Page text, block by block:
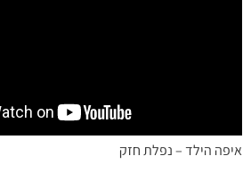
איפה הילד – נפלת חזק